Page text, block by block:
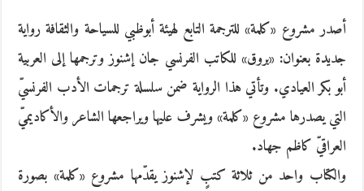
أصدر مشروع «كلمة» للترجمة التابع لهيئة أبوظبي للسياحة والثقافة رواية
جديدة بعنوان: «بروق» للكاتب الفرنسي جان إشنوز وترجمها إلى العربية
أبو بكر العيادي. وتأتي هذا الرواية ضمن سلسلة ترجمات الأدب الفرنسيّ
التي يصدرها مشروع «كلمة» ويشرف عليها ويراجعها الشاعر والأكاديميّ
العراقيّ كاظم جهاد.
والكتاب واحد من ثلاثة كتبٍ لإشنوز يقدّمها مشروع «كلمة» بصورة